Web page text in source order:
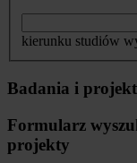
kierunku studiów
Badania i
Formularz
projekty